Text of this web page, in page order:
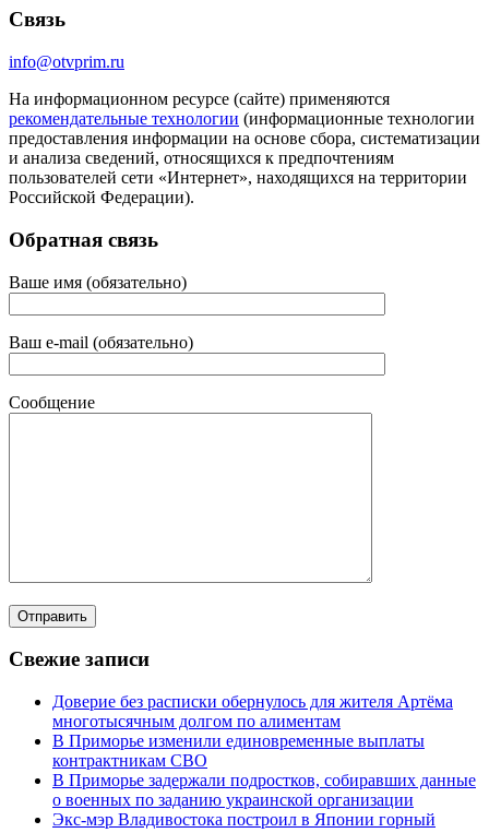
Связь
info@otvprim.ru
На информационном ресурсе (сайте) применяются
рекомендательные технологии (информационные технологии
предоставления информации на основе сбора, систематизации
и анализа сведений, относящихся к предпочтениям
пользователей сети «Интернет», находящихся на территории
Российской Федерации).
Обратная связь
Ваше имя (обязательно)
Ваш e-mail (обязательно)
Сообщение
Свежие записи
Доверие без расписки обернулось для жителя Артёма
многотысячным долгом по алиментам
В Приморье изменили единовременные выплаты
контрактникам СВО
В Приморье задержали подростков, собиравших данные
о военных по заданию украинской организации
Экс-мэр Владивостока построил в Японии горный